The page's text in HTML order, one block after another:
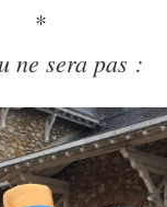
*
ne sera pas :